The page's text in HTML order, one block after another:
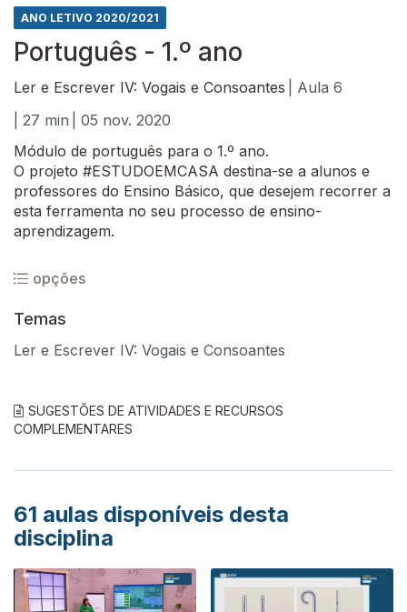
ANO LETIVO 2020/2021
Português - 1.º ano
Ler e Escrever IV: Vogais e Consoantes
| Aula 6
| 27 min
| 05 nov. 2020
Módulo de português para o 1.º ano.
O projeto #ESTUDOEMCASA destina-se a alunos e
professores do Ensino Básico, que desejem recorrer a
esta ferramenta no seu processo de ensino-
aprendizagem.
opções
Temas
Ler e Escrever IV: Vogais e Consoantes
SUGESTÕES DE ATIVIDADES E RECURSOS
COMPLEMENTARES
61 aulas disponíveis desta
disciplina